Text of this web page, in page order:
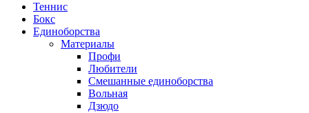
Теннис
Бокс
Единоборства
Материалы
Профи
Любители
Смешанные единоборства
Вольная
Дзюдо